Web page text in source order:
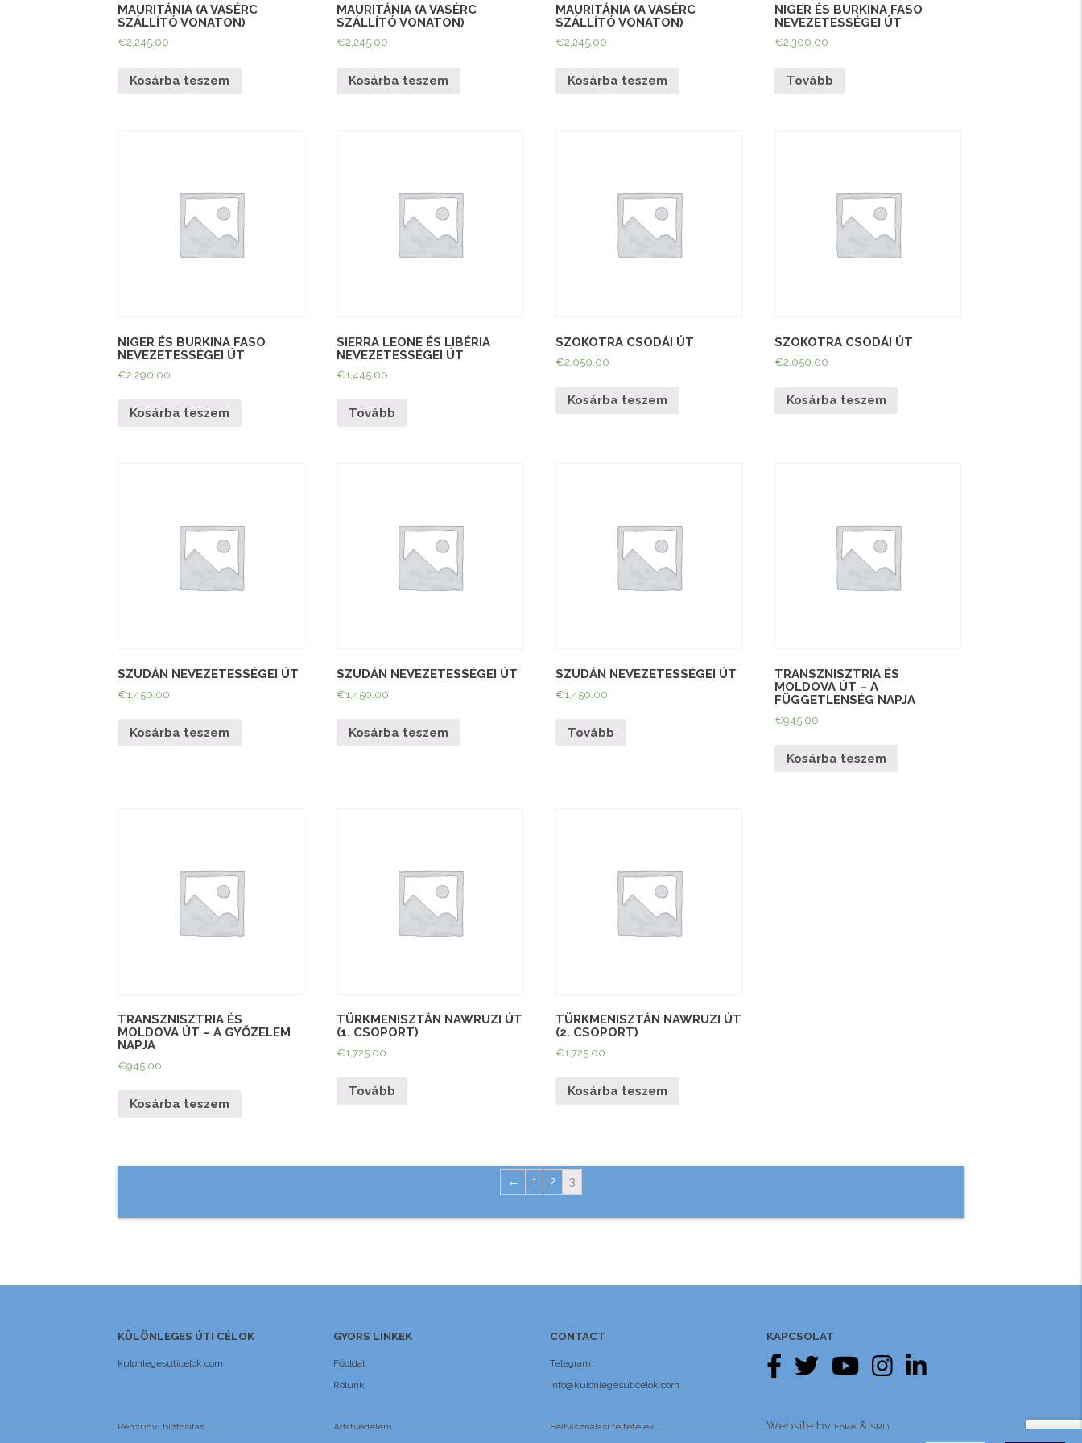
MAURITÁNIA (A VASÉRC
SZÁLLÍTÓ VONATON)
€2,245.00
Kosárba teszem
MAURITÁNIA (A VASÉRC
SZÁLLÍTÓ VONATON)
€2,245.00
Kosárba teszem
MAURITÁNIA (A VASÉRC
SZÁLLÍTÓ VONATON)
€2,245.00
Kosárba teszem
NIGER ÉS BURKINA FASO
NEVEZETESSÉGEI ÚT
€2,300.00
Tovább
NIGER ÉS BURKINA FASO
NEVEZETESSÉGEI ÚT
€2,290.00
Kosárba teszem
SIERRA LEONE ÉS LIBÉRIA
NEVEZETESSÉGEI ÚT
€1,445.00
Tovább
SZOKOTRA CSODÁI ÚT
€2,050.00
Kosárba teszem
SZOKOTRA CSODÁI ÚT
€2,050.00
Kosárba teszem
SZUDÁN NEVEZETESSÉGEI ÚT
€1,450.00
Kosárba teszem
SZUDÁN NEVEZETESSÉGEI ÚT
€1,450.00
Kosárba teszem
SZUDÁN NEVEZETESSÉGEI ÚT
€1,450.00
Tovább
TRANSZNISZTRIA ÉS
MOLDOVA ÚT – A
FÜGGETLENSÉG NAPJA
€945.00
Kosárba teszem
TRANSZNISZTRIA ÉS
MOLDOVA ÚT – A GYŐZELEM
NAPJA
€945.00
Kosárba teszem
TÜRKMENISZTÁN NAWRUZI ÚT
(1. CSOPORT)
€1,725.00
Tovább
TÜRKMENISZTÁN NAWRUZI ÚT
(2. CSOPORT)
€1,725.00
Kosárba teszem
← 1 2 3
KÜLÖNLEGES ÚTI CÉLOK
kulonlegesuticelok.com
GYORS LINKEK
Főoldal
Rólunk
CONTACT
Telegram:
info@kulonlegesuticelok.com
KAPCSOLAT
Pénzügyi biztosítás Adatvédelem Felhasználási feltételek Website by Foke & SRD